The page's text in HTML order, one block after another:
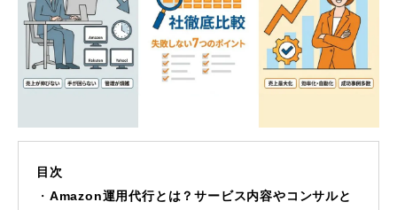
目次
Amazon運用代行とは？サービス内容やコンサルと